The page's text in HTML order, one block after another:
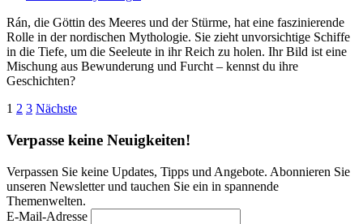
Rán, die Göttin des Meeres und der Stürme, hat eine faszinierende
Rolle in der nordischen Mythologie. Sie zieht unvorsichtige Schiffe
in die Tiefe, um die Seeleute in ihr Reich zu holen. Ihr Bild ist eine
Mischung aus Bewunderung und Furcht – kennst du ihre
Geschichten?
Seitennummerierung
der
Beiträge
1 2 3 Nächste
Verpasse keine Neuigkeiten!
Verpassen Sie keine Updates, Tipps und Angebote. Abonnieren Sie
unseren Newsletter und tauchen Sie ein in spannende
Themenwelten.
E-Mail-Adresse